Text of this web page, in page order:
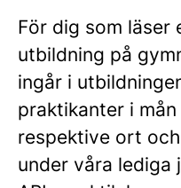
För dig som läser
utbildning på
ingår i
praktikanter i
respektive ort
under våra lediga